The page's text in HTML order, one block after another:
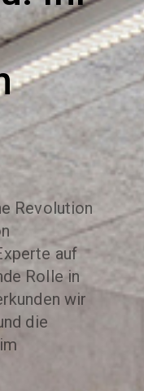
Revolution
auf
Rolle in
wir
die